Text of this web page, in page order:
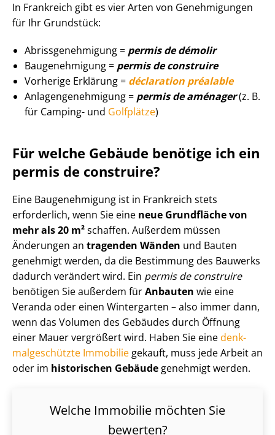
In Frankreich gibt es vier Arten von Genehmigungen
für Ihr Grundstück:
Ab­riss­ge­neh­mi­gung = permis de démolir
Baugenehmigung = permis de construire
Vorherige Erklärung = déclaration préalable
An­la­gen­ge­neh­mi­gung = permis de aménager(z. B.
für Camping- und Golfplätze)
Für welche Gebäude benötige ich ein
permis de construire?
Eine Baugenehmigung ist in Frankreich stets
erforderlich, wenn Sie eine neue Grundfläche von
mehr als 20 m²schaffen. Außerdem müssen
Änderungen an tragenden Wänden und Bauten
genehmigt werden, da die Bestimmung des Bauwerks
dadurch verändert wird. Ein permis de construire
benötigen Sie außerdem fürAnbauten wie eine
Veranda oder einen Wintergarten – also immer dann,
wenn das Volumen des Gebäudes durch Öffnung
einer Mauer vergrößert wird. Haben Sie einedenk­
mal­ge­schütz­te Immobilie gekauft, muss jede Arbeit an
oder im historischen Gebäude genehmigt werden.
Welche Immobilie möchten Sie
bewerten?